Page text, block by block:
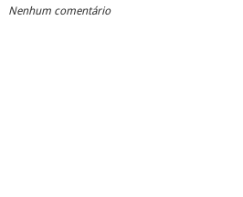
Nenhum comentário